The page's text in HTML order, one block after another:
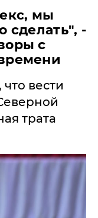
мы
сделать", -
с
вести
трата